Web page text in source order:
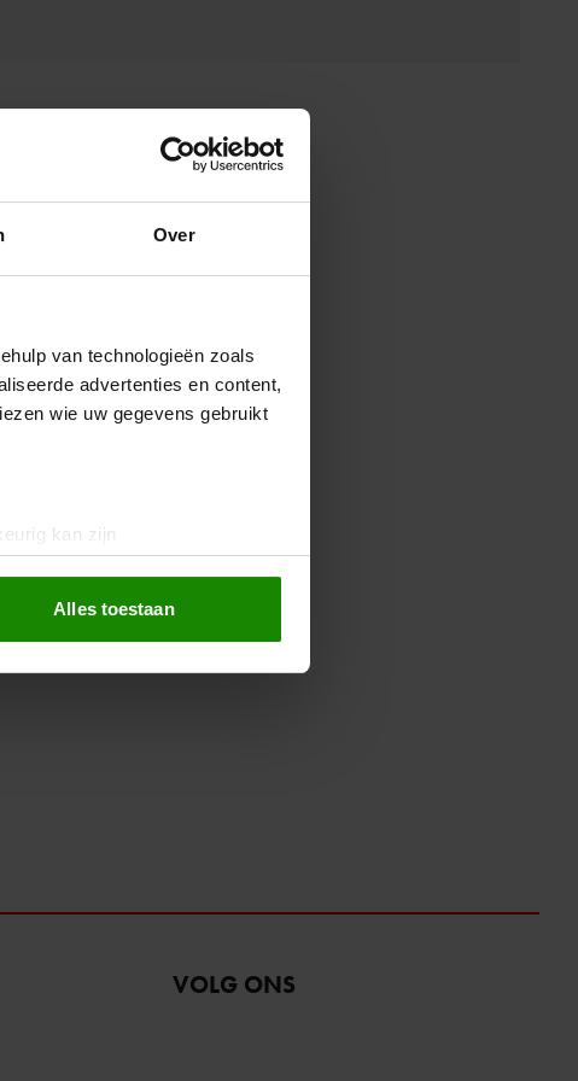
Over
van technologieën zoals
advertenties en content,
wie uw gegevens gebruikt
kan zijn
media te bieden en om ons
onze partners voor social
Alles toestaan
VOLG ONS